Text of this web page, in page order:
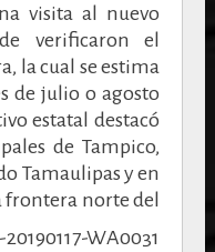
visita al nuevo
verificaron el
la cual se estima
de julio o agosto
estatal destacó
de Tampico,
Tamaulipas y en
frontera norte del